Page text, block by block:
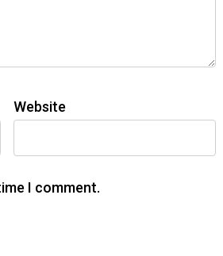
Website
I comment.